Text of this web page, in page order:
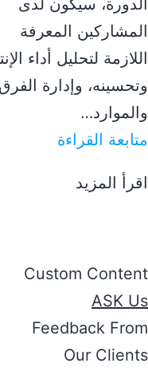
سيكون لدى
المعرفة
لتحليل أداء
وإدارة الفرق
القراءة
المزيد
Custom
ASK
Feedback
Our